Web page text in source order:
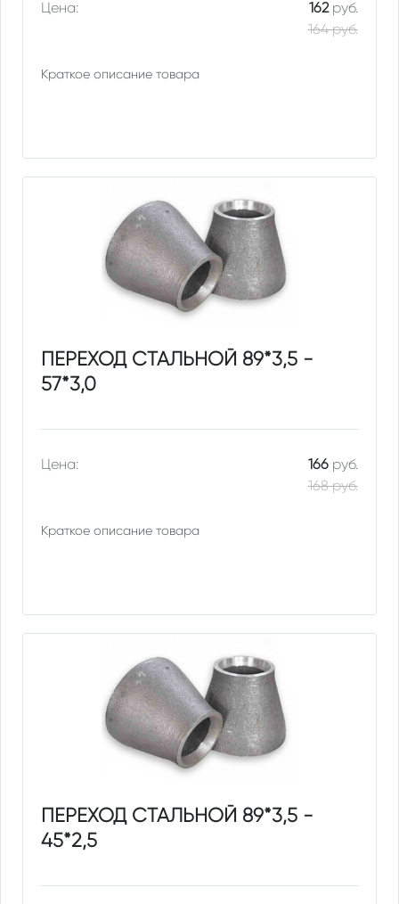
Цена: 162руб.
164 руб.
Краткое описание товара
ПЕРЕХОД СТАЛЬНОЙ 89*3,5 -
57*3,0
Цена: 166руб.
168 руб.
Краткое описание товара
ПЕРЕХОД СТАЛЬНОЙ 89*3,5 -
45*2,5